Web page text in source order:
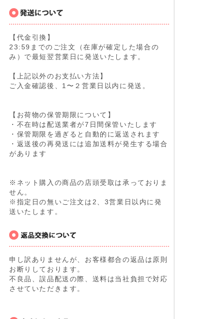
【代金引換】
23:59までのご注文（在庫が確定した場合の
み）で最短翌営業日に発送いたします。
【上記以外のお支払い方法】
ご入金確認後、1〜２営業日以内に発送。
【お荷物の保管期限について】
・不在時は配送業者が7日間保管いたします
・保管期限を過ぎると自動的に返送されます
・返送後の再発送には追加送料が発生する場合
があります
※ネット購入の商品の店頭受取は承っておりま
せん。
※指定日の無いご注文は2、3営業日以内に発
送いたします。
申し訳ありませんが、お客様都合の返品は原則
お断りしております。
不良品、誤品配送の際、送料は当社負担で対応
させていただきます。